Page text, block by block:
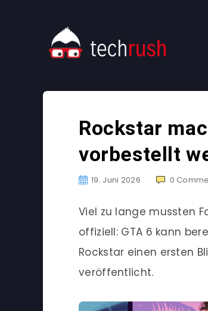
Rockstar
vorbestellt
19. Juni 2026 0
Viel zu lange mussten
offiziell: GTA 6 kann
Rockstar einen ersten
veröffentlicht.